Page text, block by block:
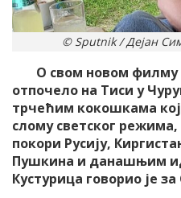
© Sputnik / Дејан
О свом новом филму
отпочело на Тиси у
трчећим кокошкама
слому светског
покори Русију,
Пушкина и данашњим
Кустурица говорио је